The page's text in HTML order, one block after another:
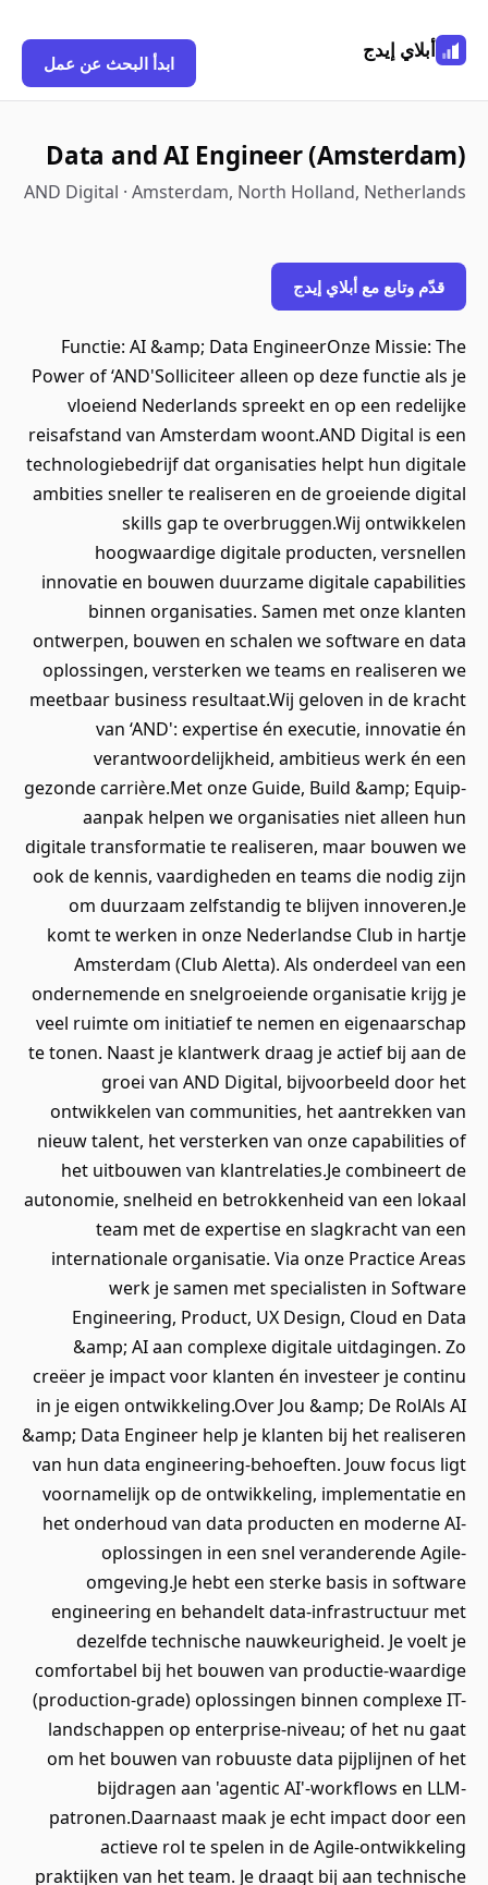
أبلاي إيدج
ابدأ البحث عن عمل
Data and AI Engineer (Amsterdam)
AND Digital · Amsterdam, North Holland, Netherlands
قدّم وتابع مع أبلاي إيدج
Functie: AI &amp; Data EngineerOnze Missie: The
Power of ‘AND'Solliciteer alleen op deze functie als je
vloeiend Nederlands spreekt en op een redelijke
reisafstand van Amsterdam woont.AND Digital is een
technologiebedrijf dat organisaties helpt hun digitale
ambities sneller te realiseren en de groeiende digital
skills gap te overbruggen.Wij ontwikkelen
hoogwaardige digitale producten, versnellen
innovatie en bouwen duurzame digitale capabilities
binnen organisaties. Samen met onze klanten
ontwerpen, bouwen en schalen we software en data
oplossingen, versterken we teams en realiseren we
meetbaar business resultaat.Wij geloven in de kracht
van ‘AND': expertise én executie, innovatie én
verantwoordelijkheid, ambitieus werk én een
gezonde carrière.Met onze Guide, Build &amp; Equip-
aanpak helpen we organisaties niet alleen hun
digitale transformatie te realiseren, maar bouwen we
ook de kennis, vaardigheden en teams die nodig zijn
om duurzaam zelfstandig te blijven innoveren.Je
komt te werken in onze Nederlandse Club in hartje
Amsterdam (Club Aletta). Als onderdeel van een
ondernemende en snelgroeiende organisatie krijg je
veel ruimte om initiatief te nemen en eigenaarschap
te tonen. Naast je klantwerk draag je actief bij aan de
groei van AND Digital, bijvoorbeeld door het
ontwikkelen van communities, het aantrekken van
nieuw talent, het versterken van onze capabilities of
het uitbouwen van klantrelaties.Je combineert de
autonomie, snelheid en betrokkenheid van een lokaal
team met de expertise en slagkracht van een
internationale organisatie. Via onze Practice Areas
werk je samen met specialisten in Software
Engineering, Product, UX Design, Cloud en Data
&amp; AI aan complexe digitale uitdagingen. Zo
creëer je impact voor klanten én investeer je continu
in je eigen ontwikkeling.Over Jou &amp; De RolAls AI
&amp; Data Engineer help je klanten bij het realiseren
van hun data engineering-behoeften. Jouw focus ligt
voornamelijk op de ontwikkeling, implementatie en
het onderhoud van data producten en moderne AI-
oplossingen in een snel veranderende Agile-
omgeving.Je hebt een sterke basis in software
engineering en behandelt data-infrastructuur met
dezelfde technische nauwkeurigheid. Je voelt je
comfortabel bij het bouwen van productie-waardige
(production-grade) oplossingen binnen complexe IT-
landschappen op enterprise-niveau; of het nu gaat
om het bouwen van robuuste data pijplijnen of het
bijdragen aan 'agentic AI'-workflows en LLM-
patronen.Daarnaast maak je echt impact door een
actieve rol te spelen in de Agile-ontwikkeling
praktijken van het team. Je draagt bij aan technische